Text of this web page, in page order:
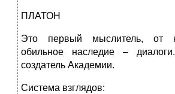
ПЛАТОН
Это первый мыслитель, от
обильное наследие –
создатель Академии.
Система взглядов: